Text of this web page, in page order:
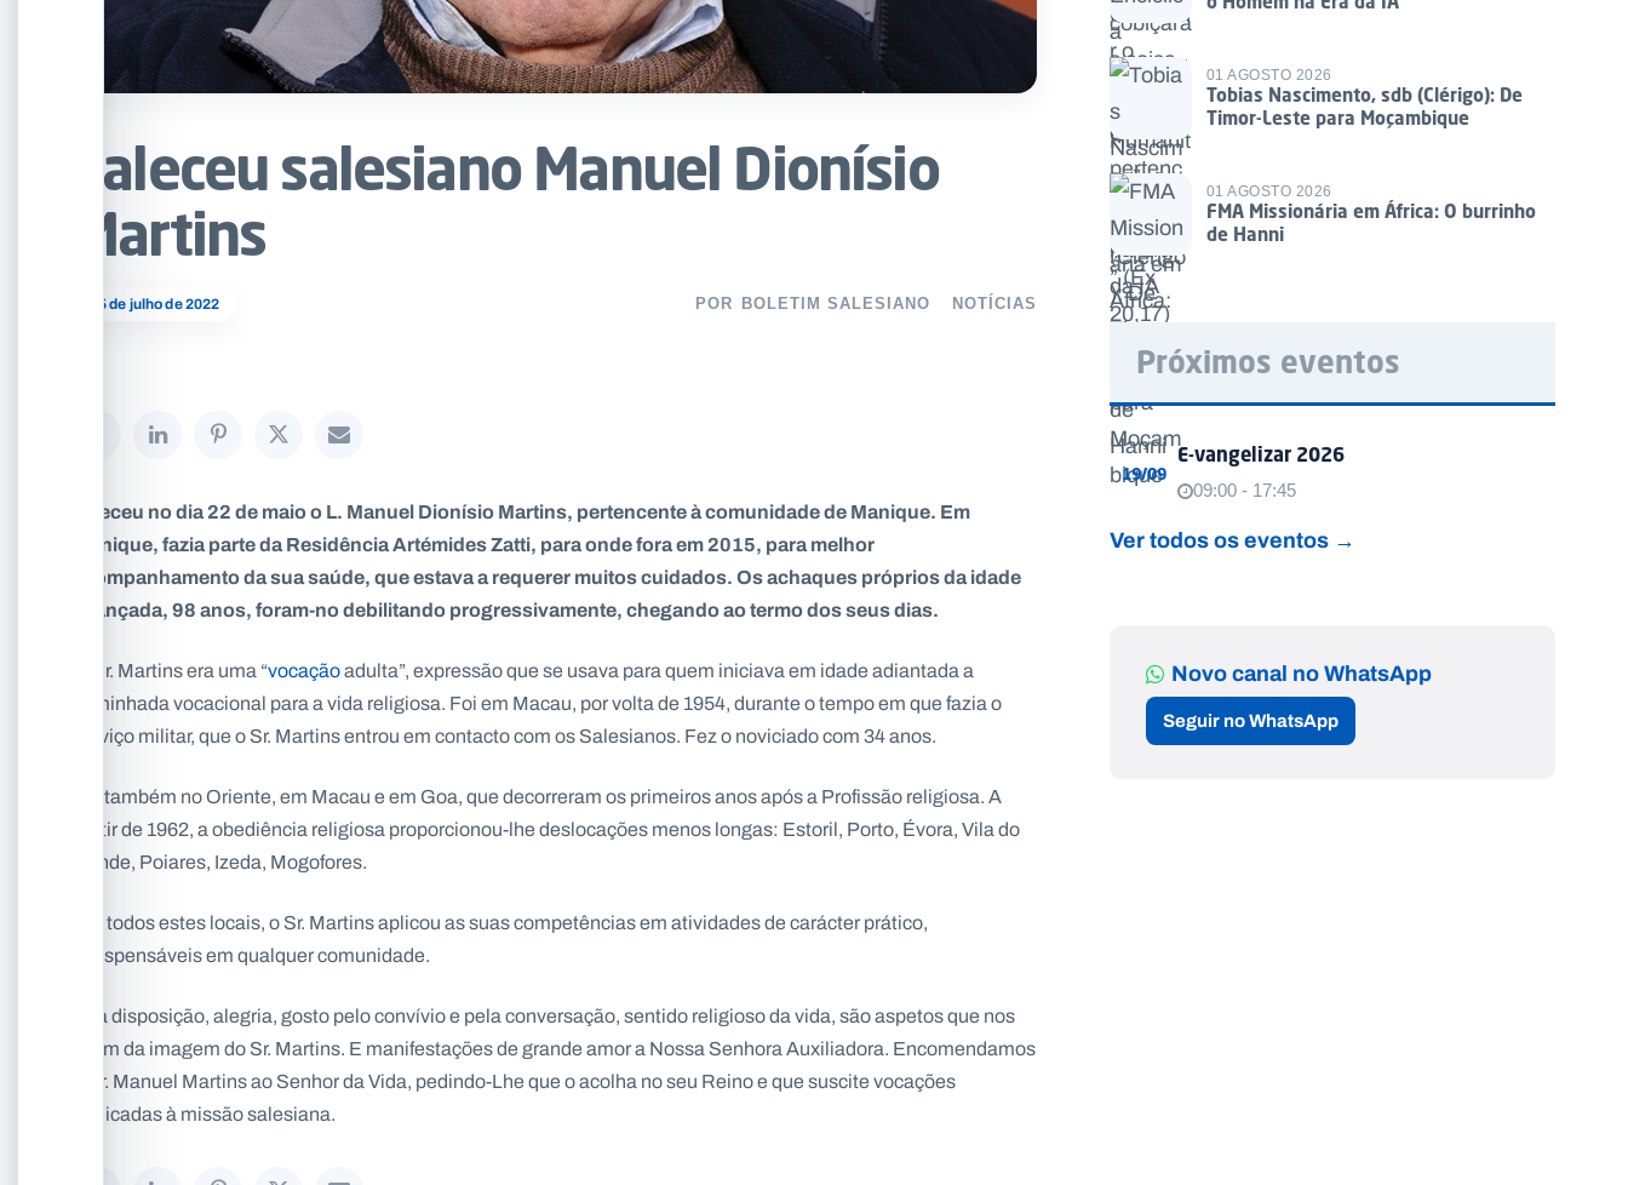
05 de julho de 2022
Faleceu salesiano Manuel Dionísio
Martins
POR BOLETIM SALESIANO NOTÍCIAS
Faleceu no dia 22 de maio o L. Manuel Dionísio Martins, pertencente à comunidade de Manique. Em
Manique, fazia parte da Residência Artémides Zatti, para onde fora em 2015, para melhor
acompanhamento da sua saúde, que estava a requerer muitos cuidados. Os achaques próprios da idade
avançada, 98 anos, foram-no debilitando progressivamente, chegando ao termo dos seus dias.
O Sr. Martins era uma “vocaçãoadulta”, expressão que se usava para quem iniciava em idade adiantada a
caminhada vocacional para a vida religiosa. Foi em Macau, por volta de 1954, durante o tempo em que fazia o
serviço militar, que o Sr. Martins entrou em contacto com os Salesianos. Fez o noviciado com 34 anos.
Foi também no Oriente, em Macau e em Goa, que decorreram os primeiros anos após a Profissão religiosa. A
partir de 1962, a obediência religiosa proporcionou-lhe deslocações menos longas: Estoril, Porto, Évora, Vila do
Conde, Poiares, Izeda, Mogofores.
Em todos estes locais, o Sr. Martins aplicou as suas competências em atividades de carácter prático,
indispensáveis em qualquer comunidade.
Boa disposição, alegria, gosto pelo convívio e pela conversação, sentido religioso da vida, são aspetos que nos
ficam da imagem do Sr. Martins. E manifestações de grande amor a Nossa Senhora Auxiliadora. Encomendamos
o Sr. Manuel Martins ao Senhor da Vida, pedindo-Lhe que o acolha no seu Reino e que suscite vocações
dedicadas à missão salesiana.
01 AGOSTO 2026
Tobias Nascimento, sdb (Clérigo): De
Timor-Leste para Moçambique
01 AGOSTO 2026
FMA Missionária em África: O burrinho
de Hanni
Próximos eventos
19/09
E-vangelizar 2026
09:00 - 17:45
Ver todos os eventos →
Novo canal no WhatsApp
Seguir no WhatsApp